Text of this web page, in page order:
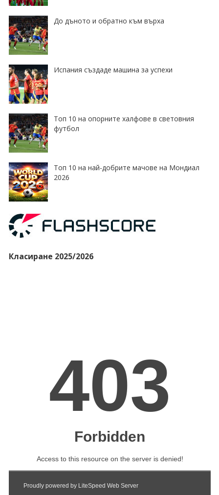
До дъното и обратно към върха
Испания създаде машина за успехи
Топ 10 на опорните халфове в световния
футбол
Топ 10 на най-добрите мачове на Мондиал
2026
Класиране 2025/2026